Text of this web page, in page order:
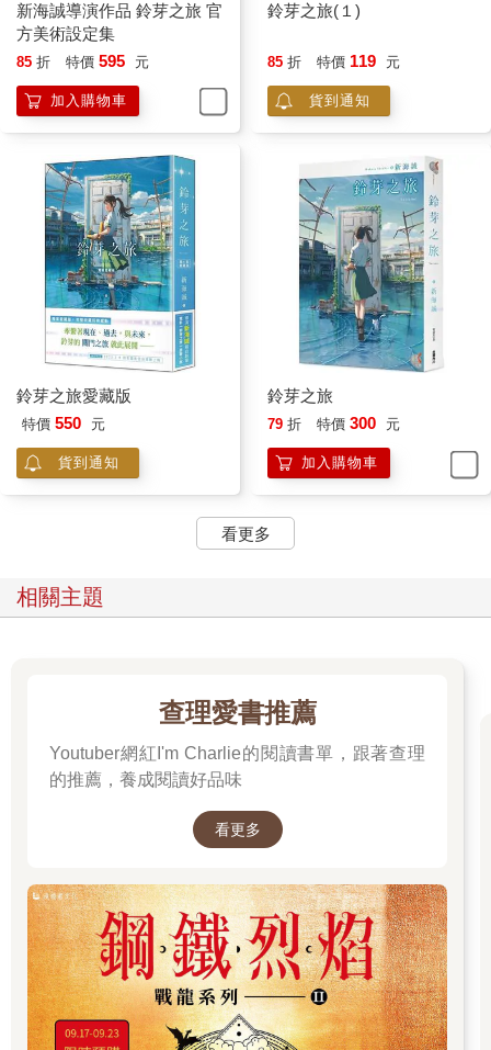
新海誠導演作品 鈴芽之旅 官
方美術設定集
85 折 特價 595 元
加入購物車
鈴芽之旅(１)
85 折 特價 119 元
貨到通知
鈴芽之旅愛藏版
特價 550 元
貨到通知
鈴芽之旅
79 折 特價 300 元
加入購物車
看更多
相關主題
查理愛書推薦
Youtuber網紅I'm Charlie的閱讀書單，跟著查理
的推薦，養成閱讀好品味
看更多